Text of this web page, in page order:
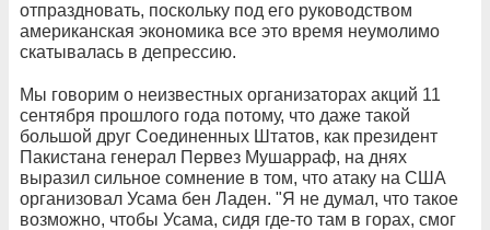
отпраздновать, поскольку под его руководством
американская экономика все это время неумолимо
скатывалась в депрессию.
Мы говорим о неизвестных организаторах акций 11
сентября прошлого года потому, что даже такой
большой друг Соединенных Штатов, как президент
Пакистана генерал Первез Мушарраф, на днях
выразил сильное сомнение в том, что атаку на США
организовал Усама бен Ладен. "Я не думал, что такое
возможно, чтобы Усама, сидя где-то там в горах, смог